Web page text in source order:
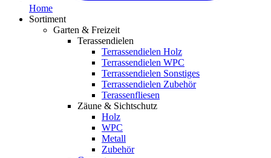
Home
Sortiment
Garten & Freizeit
Terassendielen
Terrassendielen Holz
Terrassendielen WPC
Terrassendielen Sonstiges
Terrassendielen Zubehör
Terassenfliesen
Zäune & Sichtschutz
Holz
WPC
Metall
Zubehör